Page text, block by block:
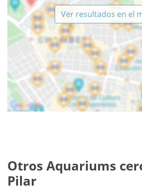
Ver resultados en el
Otros Aquariums
Pilar